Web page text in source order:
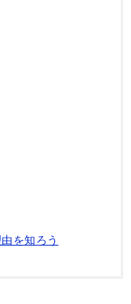
を知ろう